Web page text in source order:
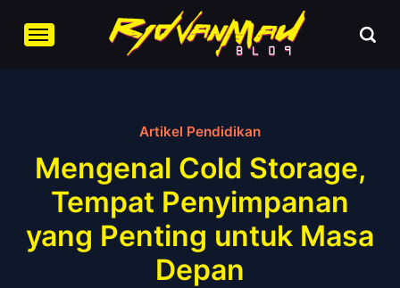
Artikel Pendidikan
Mengenal Cold Storage,
Tempat Penyimpanan
yang Penting untuk Masa
Depan